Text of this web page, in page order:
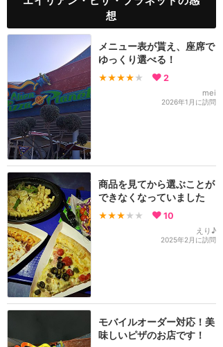
想
メニュー表が貰え、座席で
ゆっくり選べる！
★★★★ ★ 2
mei
2026年1月に訪問
商品を見てから選ぶことが
できなくなっていました
★★★ ★★ 10
えり♪
2025年2月に訪問
モバイルオーダー対応！美
味しいピザのお店です！